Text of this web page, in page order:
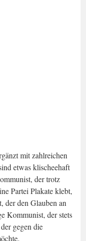
mit zahlreichen
etwas klischeehaft
der trotz
Partei Plakate klebt,
der den Glauben an
Kommunist, der stets
gegen die